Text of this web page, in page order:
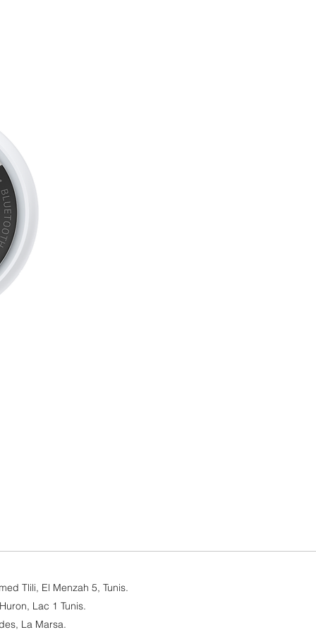
Tlili, El Menzah 5, Tunis.​
Lac 1 Tunis.
La Marsa.